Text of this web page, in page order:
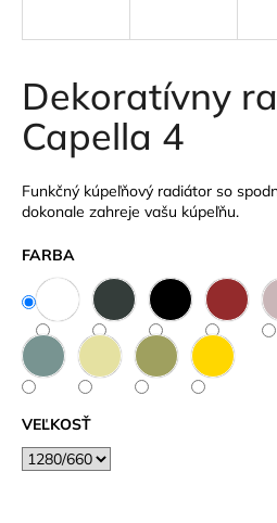
Dekoratívny
Capella 4
Funkčný kúpeľňový radiátor so
dokonale zahreje vašu kúpeľňu.
FARBA
VEĽKOSŤ
s
ť
?
O
d
p
o
r
ú